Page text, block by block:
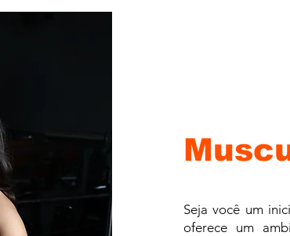
Seja você um
oferece um